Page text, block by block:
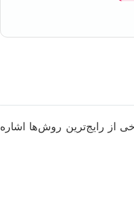
از رایج‌ترین روش‌ها اشاره